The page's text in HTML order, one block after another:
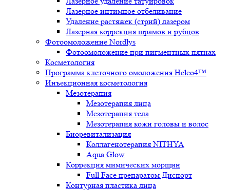
Лазерное интимное отбеливание
Удаление растяжек (стрий) лазером
Лазерная коррекция шрамов и рубцов
Фотоомоложение Nordlys
Фотоомоложение при пигментных пятнах
Косметология
Программа клеточного омоложения Heleo4™
Инъекционная косметология
Мезотерапия
Мезотерапия лица
Мезотерапия тела
Мезотерапия кожи головы и волос
Биоревитализация
Коллагенотерапия NITHYA
Aqua Glow
Коррекция мимических морщин
Full Face препаратом Диспорт
Контурная пластика лица